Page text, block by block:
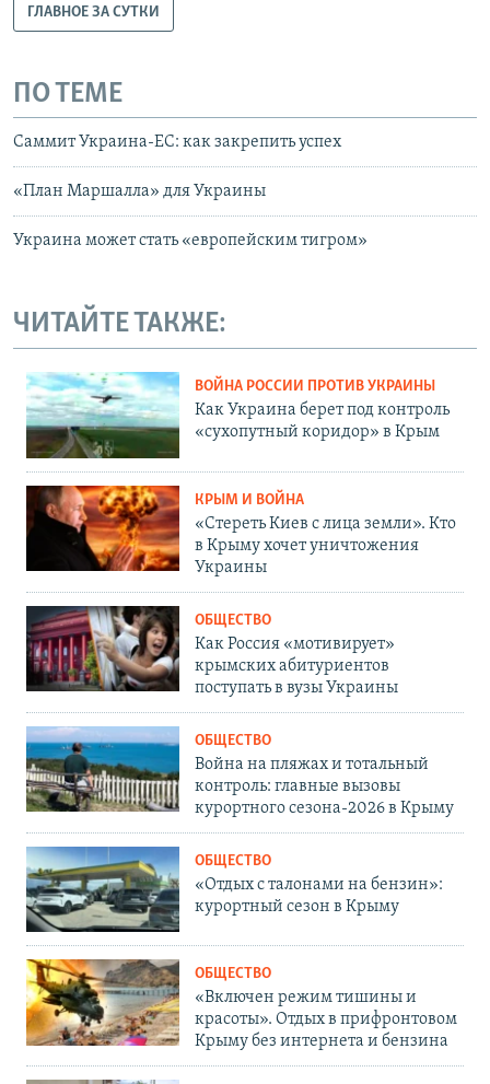
ГЛАВНОЕ ЗА СУТКИ
ПО ТЕМЕ
Саммит Украина-ЕС: как закрепить успех
«План Маршалла» для Украины
Украина может стать «европейским тигром»
ЧИТАЙТЕ ТАКЖЕ:
ВОЙНА РОССИИ ПРОТИВ УКРАИНЫ
Как Украина берет под контроль
«сухопутный коридор» в Крым
КРЫМ И ВОЙНА
«Стереть Киев с лица земли». Кто
в Крыму хочет уничтожения
Украины
ОБЩЕСТВО
Как Россия «мотивирует»
крымских абитуриентов
поступать в вузы Украины
ОБЩЕСТВО
Война на пляжах и тотальный
контроль: главные вызовы
курортного сезона-2026 в Крыму
ОБЩЕСТВО
«Отдых с талонами на бензин»:
курортный сезон в Крыму
ОБЩЕСТВО
«Включен режим тишины и
красоты». Отдых в прифронтовом
Крыму без интернета и бензина